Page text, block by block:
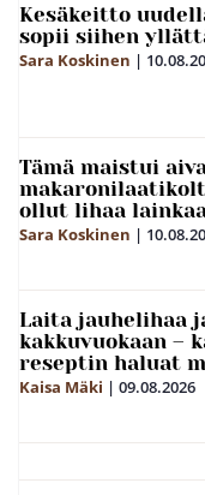
Kesäkeitto
sopii siihen
Sara Koskinen |
Tämä maistui
ollut lihaa
Sara Koskinen |
Laita jauhelihaa
kakkuvuokaan –
reseptin haluat
Kaisa Mäki | 09.08.2026